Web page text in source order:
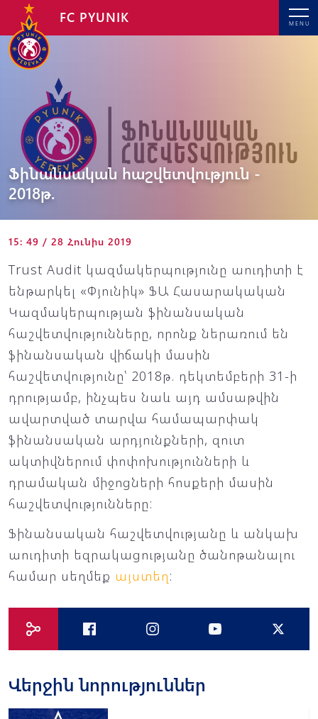
MENU
FC PYUNIK
Ֆինանսական հաշվետվություն -
2018թ.
15: 49 / 28 Հունիս 2019
Trust Audit կազմակերպությունը աուդիտի է
ենթարկել «Փյունիկ» ՖԱ Հասարակական
Կազմակերպության ֆինանսական
հաշվետվությունները, որոնք ներառում են
ֆինանսական վիճակի մասին
հաշվետվությունը՝ 2018թ. դեկտեմբերի 31-ի
դրությամբ, ինչպես նաև այդ ամսաթվին
ավարտված տարվա համապարփակ
ֆինանսական արդյունքների, զուտ
ակտիվներում փոփոխությունների և
դրամական միջոցների հոսքերի մասին
հաշվետվությունները:
Ֆինանսական հաշվետվությանը և անկախ
աուդիտի եզրակացությանը ծանոթանալու
համար սեղմեք այստեղ:
Վերջին նորություններ